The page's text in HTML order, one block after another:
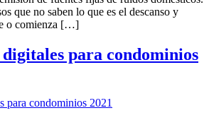
que no saben lo que es el descanso y
o comienza […]
para condominios